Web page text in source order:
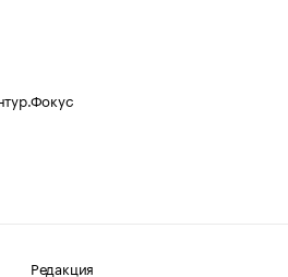
Редакция